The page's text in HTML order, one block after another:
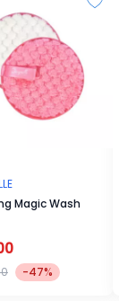
Magic Wash
-47%